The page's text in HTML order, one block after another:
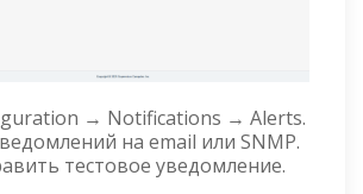
→ Notifications → Alerts.
на email или SNMP.
тестовое уведомление.